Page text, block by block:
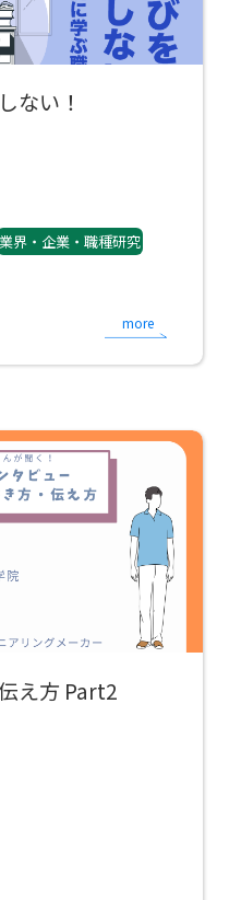
ない！
業界・企業・職種研究
more
え方 Part2